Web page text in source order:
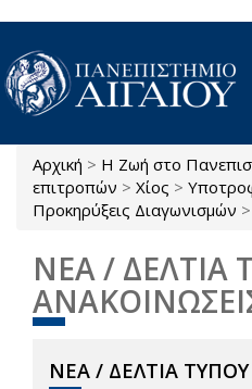
Παράκαμψη προς το κυρίως
Είστε εδώ
Αρχική > Η Ζωή στο
επιτροπών > Χίος >
Προκηρύξεις Διαγωνισμών >
ΝΕΑ / ΔΕΛΤΙΑ
ΝΕΑ / ΔΕΛΤΙΑ ΤΥΠΟΥ